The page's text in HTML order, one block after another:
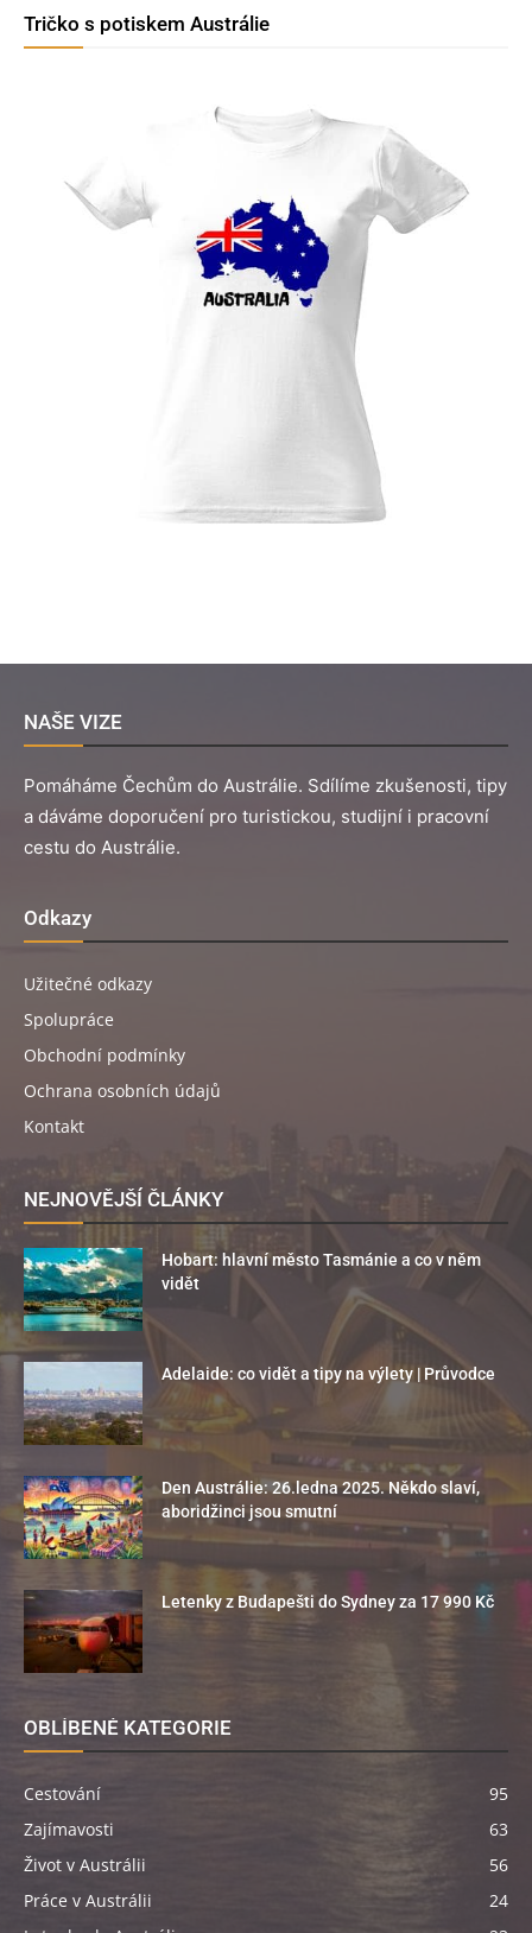
Tričko s potiskem Austrálie
NAŠE VIZE
Pomáháme Čechům do Austrálie. Sdílíme zkušenosti, tipy
a dáváme doporučení pro turistickou, studijní i pracovní
cestu do Austrálie.
Odkazy
Užitečné odkazy
Spolupráce
Obchodní podmínky
Ochrana osobních údajů
Kontakt
NEJNOVĚJŠÍ ČLÁNKY
Hobart: hlavní město Tasmánie a co v něm
vidět
Adelaide: co vidět a tipy na výlety | Průvodce
Den Austrálie: 26.ledna 2025. Někdo slaví,
aboridžinci jsou smutní
Letenky z Budapešti do Sydney za 17 990 Kč
OBLÍBENÉ KATEGORIE
Cestování
95
Zajímavosti
63
Život v Austrálii
56
Práce v Austrálii
24